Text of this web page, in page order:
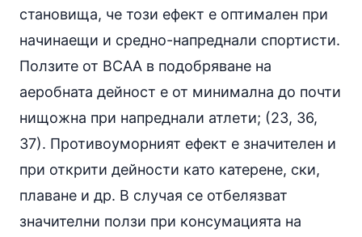
становища, че този ефект е оптимален при
начинаещи и средно-напреднали спортисти.
Ползите от BCAA в подобряване на
аеробната дейност е от минимална до почти
нищожна при напреднали атлети; (23, 36,
37). Противоуморният ефект е значителен и
при открити дейности като катерене, ски,
плаване и др. В случая се отбелязват
значителни ползи при консумацията на